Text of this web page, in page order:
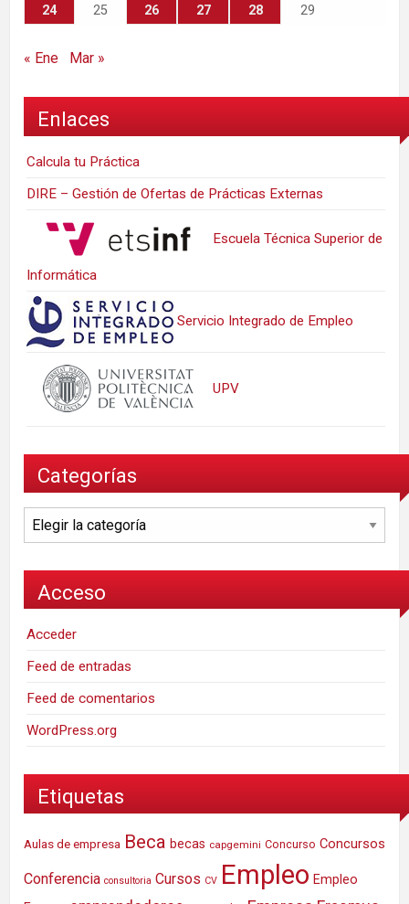
24
25 26 27 28 29
« Ene Mar »
Enlaces
Calcula tu Práctica
DIRE – Gestión de Ofertas de Prácticas Externas
Escuela Técnica Superior de
Informática
Servicio Integrado de Empleo
UPV
Categorías
Categorías
Acceso
Acceder
Feed de entradas
Feed de comentarios
WordPress.org
Etiquetas
Aulas de empresa Beca becas capgemini Concurso Concursos
Conferencia consultoria Cursos CV Empleo Empleo